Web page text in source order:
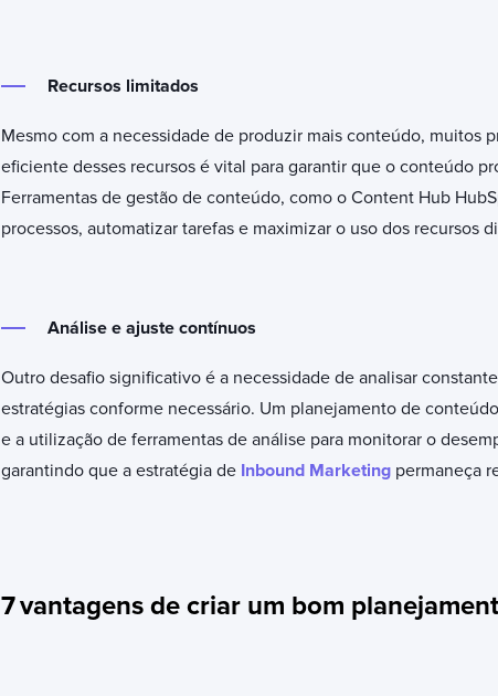
Recursos limitados
Mesmo com a necessidade de produzir mais conteúdo, muitos
eficiente desses recursos é vital para garantir que o conteúdo
Ferramentas de gestão de conteúdo, como o Content Hub
processos, automatizar tarefas e maximizar o uso dos recursos
Análise e ajuste contínuos
Outro desafio significativo é a necessidade de analisar
estratégias conforme necessário. Um planejamento de
e a utilização de ferramentas de análise para monitorar o
garantindo que a estratégia de Inbound Marketing permaneça
7vantagens de criar um bom